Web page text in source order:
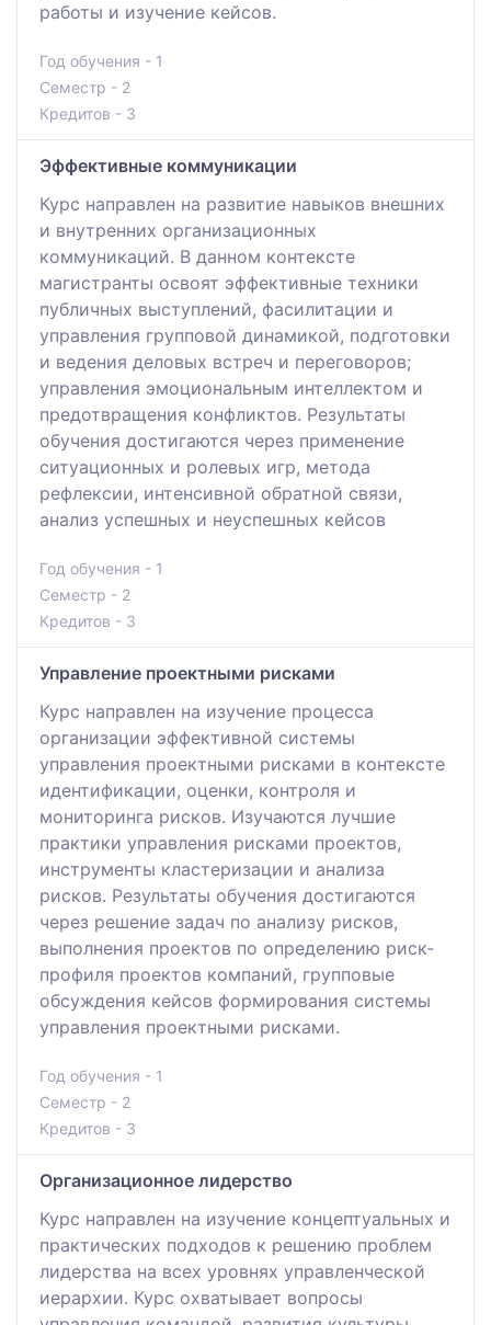
работы и изучение кейсов.
Год обучения - 1
Семестр - 2
Кредитов - 3
Эффективные коммуникации
Курс направлен на развитие навыков внешних
и внутренних организационных
коммуникаций. В данном контексте
магистранты освоят эффективные техники
публичных выступлений, фасилитации и
управления групповой динамикой, подготовки
и ведения деловых встреч и переговоров;
управления эмоциональным интеллектом и
предотвращения конфликтов. Результаты
обучения достигаются через применение
ситуационных и ролевых игр, метода
рефлексии, интенсивной обратной связи,
анализ успешных и неуспешных кейсов
Год обучения - 1
Семестр - 2
Кредитов - 3
Управление проектными рисками
Курс направлен на изучение процесса
организации эффективной системы
управления проектными рисками в контексте
идентификации, оценки, контроля и
мониторинга рисков. Изучаются лучшие
практики управления рисками проектов,
инструменты кластеризации и анализа
рисков. Результаты обучения достигаются
через решение задач по анализу рисков,
выполнения проектов по определению риск-
профиля проектов компаний, групповые
обсуждения кейсов формирования системы
управления проектными рисками.
Год обучения - 1
Семестр - 2
Кредитов - 3
Организационное лидерство
Курс направлен на изучение концептуальных и
практических подходов к решению проблем
лидерства на всех уровнях управленческой
иерархии. Курс охватывает вопросы